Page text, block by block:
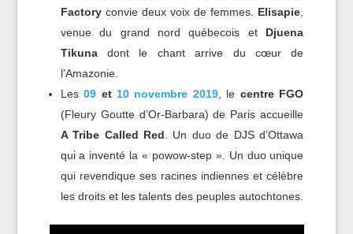
Factoryconvie deux voix de femmes. Elisapie
venue du grand nord québecois et Djuena
Tikunadont le chant arrive du cœur de
l’Amazonie.
Les09 et 10 novembre 2019, le centre FGO
(Fleury Goutte d’Or-Barbara) de Paris accueille
A Tribe Called Red . Un duo de DJS d’Ottawa
qui a inventé la « powow-step ». Un duo unique
qui revendique ses racines indiennes et célèbre
les droits et les talents des peuples autochtones.